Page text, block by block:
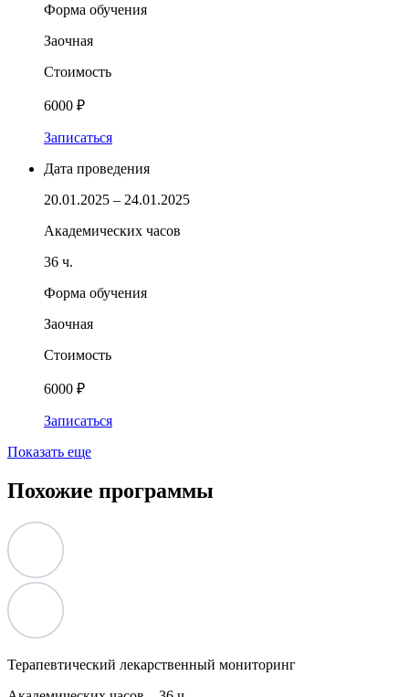
Форма обучения
Заочная
Стоимость
6000 ₽
Записаться
Дата проведения
20.01.2025 – 24.01.2025
Академических часов
36 ч.
Форма обучения
Заочная
Стоимость
6000 ₽
Записаться
Показать еще
Похожие программы
Терапевтический лекарственный мониторинг